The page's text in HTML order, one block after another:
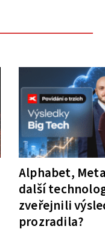
Alphabet,
další
zveřejnili
prozradila?